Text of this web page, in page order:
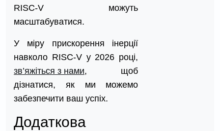
RISC-V можуть
масштабуватися.
У міру прискорення інерції
навколо RISC-V у 2026 році,
зв’яжіться з нами, щоб
дізнатися, як ми можемо
забезпечити ваш успіх.
Додаткова